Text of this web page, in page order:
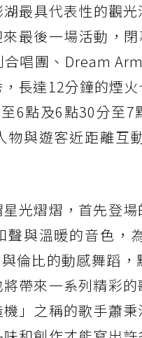
湖最具代表性的觀
最後一場活動，
唱團、Dream
，長達12分鐘的煙
6點及6點30分至
物與遊客近距離互
光熠熠，首先登
聲與溫暖的音色，
倫比的動感舞蹈
帶來一系列精彩
」之稱的歌手蕭